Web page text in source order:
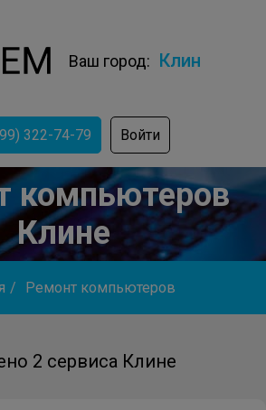
Ваш город: Клин
322-74-79 Войти
компьютеров
Клине
/ Ремонт компьютеров
2 сервиса Клине